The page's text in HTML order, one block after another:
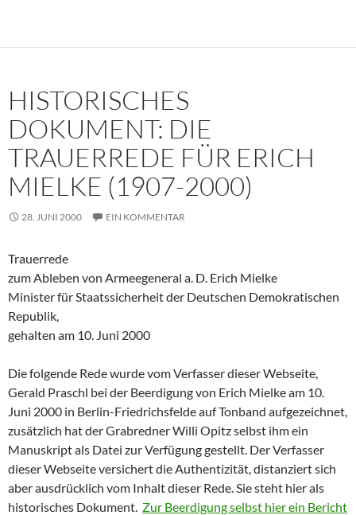
HISTORISCHES
DOKUMENT: DIE
TRAUERREDE FÜR ERICH
MIELKE (1907-2000)
28. JUNI 2000 EIN KOMMENTAR
Trauerrede
zum Ableben von Armeegeneral a. D. Erich Mielke
Minister für Staatssicherheit der Deutschen Demokratischen
Republik,
gehalten am 10. Juni 2000
Die folgende Rede wurde vom Verfasser dieser Webseite,
Gerald Praschl bei der Beerdigung von Erich Mielke am 10.
Juni 2000 in Berlin-Friedrichsfelde auf Tonband aufgezeichnet,
zusätzlich hat der Grabredner Willi Opitz selbst ihm ein
Manuskript als Datei zur Verfügung gestellt. Der Verfasser
dieser Webseite versichert die Authentizität, distanziert sich
aber ausdrücklich vom Inhalt dieser Rede. Sie steht hier als
historisches Dokument. Zur Beerdigung selbst hier ein Bericht